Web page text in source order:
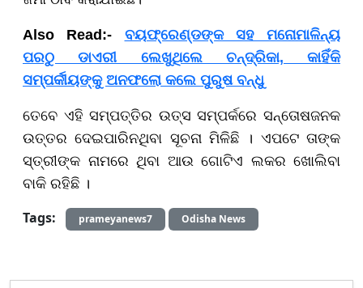
Also Read:- ବୟଫ୍ରେଣ୍ଡଙ୍କ ସହ ମନୋମାଳିନ୍ୟ
ପରଠୁ ଡାଏରୀ ଲେଖୁଥିଲେ ଚନ୍ଦ୍ରିକା, କାହିଁକି
ସମ୍ପର୍କୀୟଙ୍କୁ ଅନଫଲୋ କଲେ ପୁରୁଷ ବନ୍ଧୁ
ତେବେ ଏହି ସମ୍ପତ୍ତିର ଉତ୍ସ ସମ୍ପର୍କରେ ସନ୍ତୋଷଜନକ
ଉତ୍ତର ଦେଇପାରିନଥିବା ସୂଚନା ମିଳିଛି । ଏପଟେ ତାଙ୍କ
ସ୍ତ୍ରୀଙ୍କ ନାମରେ ଥିବା ଆଉ ଗୋଟିଏ ଲକର ଖୋଲିବା
ବାକି ରହିଛି ।
Tags: prameyanews7 Odisha News